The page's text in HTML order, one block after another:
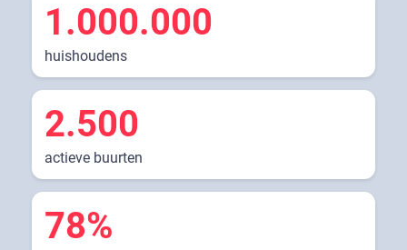
1.000.000
huishoudens
2.500
actieve buurten
78%